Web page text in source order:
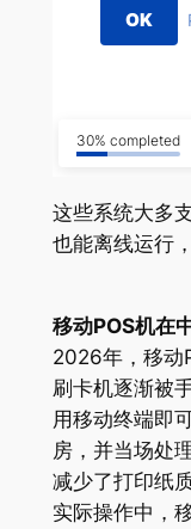
OK
30% completed
这些系统大多
也能离线运行
移动POS机在
2026年，移动
刷卡机逐渐被
用移动终端即
房，并当场处
减少了打印纸
实际操作中，